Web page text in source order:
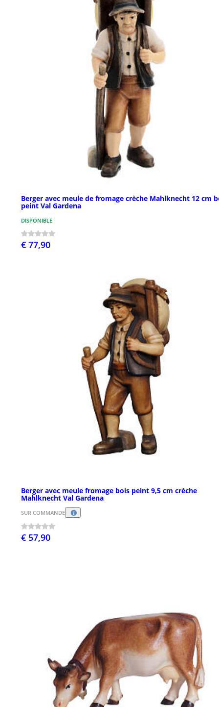
Berger avec meule de fromage crèche Mahlknecht 12 cm
peint Val Gardena
DISPONIBLE
€ 77,90
Berger avec meule fromage bois peint 9,5 cm crèche
Mahlknecht Val Gardena
SUR COMMANDE
€ 57,90